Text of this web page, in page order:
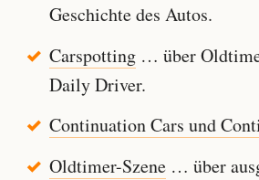
Geschichte des Autos.
Carspotting… über
Daily Driver.
Continuation Cars und
Oldtimer-Szene… über